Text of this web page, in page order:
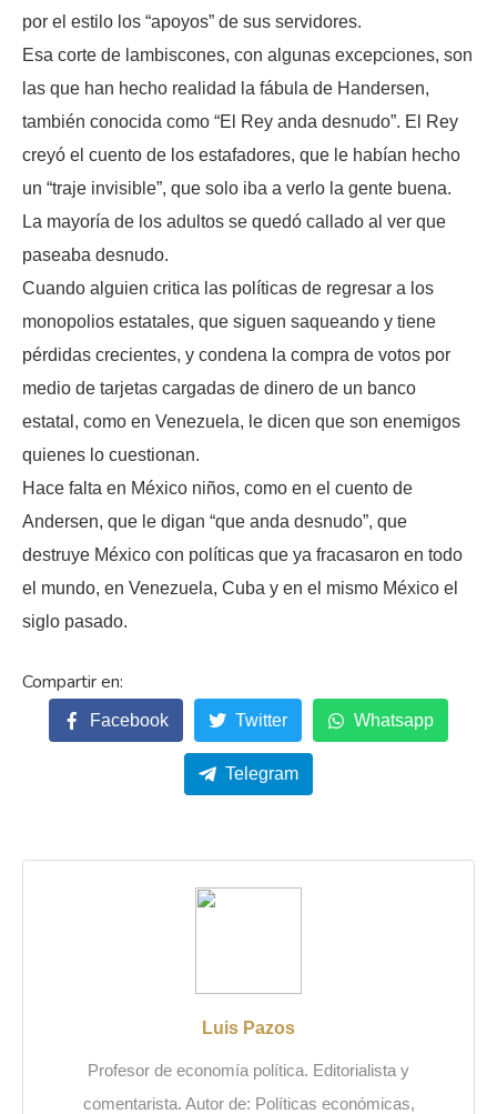
por el estilo los “apoyos” de sus servidores.
Esa corte de lambiscones, con algunas excepciones, son
las que han hecho realidad la fábula de Handersen,
también conocida como “El Rey anda desnudo”. El Rey
creyó el cuento de los estafadores, que le habían hecho
un “traje invisible”, que solo iba a verlo la gente buena.
La mayoría de los adultos se quedó callado al ver que
paseaba desnudo.
Cuando alguien critica las políticas de regresar a los
monopolios estatales, que siguen saqueando y tiene
pérdidas crecientes, y condena la compra de votos por
medio de tarjetas cargadas de dinero de un banco
estatal, como en Venezuela, le dicen que son enemigos
quienes lo cuestionan.
Hace falta en México niños, como en el cuento de
Andersen, que le digan “que anda desnudo”, que
destruye México con políticas que ya fracasaron en todo
el mundo, en Venezuela, Cuba y en el mismo México el
siglo pasado.
Facebook Twitter Whatsapp
Telegram
Luis Pazos
Profesor de economía política. Editorialista y
comentarista. Autor de: Políticas económicas,